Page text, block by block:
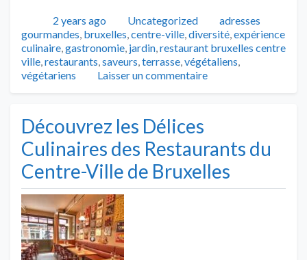
Publié2 years ago Catégories
Uncategorized Tags
adresses
gourmandes, bruxelles,centre-ville,diversité,expérience
culinaire,gastronomie, jardin,restaurant bruxelles centre
ville,restaurants,saveurs,terrasse,végétaliens,
végétariens
Laisser un commentaire
Découvrez les Délices
Culinaires des Restaurants du
Centre-Ville de Bruxelles